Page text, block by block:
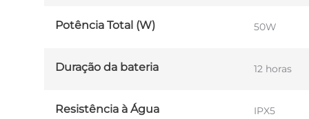
Potência Total (W) 50W
Duração da bateria 12 horas
Resistência à Água IPX5